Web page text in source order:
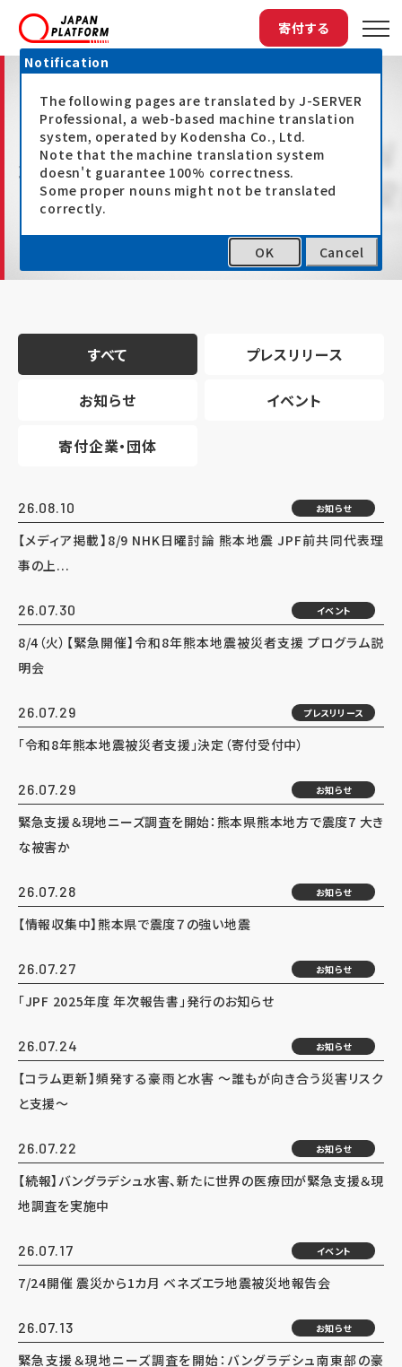
寄付する
最新情報
すべて プレスリリース
お知らせ イベント
寄付企業・団体
26.08.10 お知らせ
【メディア掲載】8/9 NHK日曜討論 熊本地震 JPF前共同代表理
事の上...
26.07.30 イベント
8/4（火）【緊急開催】令和8年熊本地震被災者支援 プログラム説
明会
26.07.29 プレスリリース
「令和8年熊本地震被災者支援」決定（寄付受付中）
26.07.29 お知らせ
緊急支援＆現地ニーズ調査を開始：熊本県熊本地方で震度7 大き
な被害か
26.07.28 お知らせ
【情報収集中】熊本県で震度７の強い地震
26.07.27 お知らせ
「JPF 2025年度 年次報告書」発行のお知らせ
26.07.24 お知らせ
【コラム更新】頻発する豪雨と水害 ～誰もが向き合う災害リスク
と支援～
26.07.22 お知らせ
【続報】バングラデシュ水害、新たに世界の医療団が緊急支援＆現
地調査を実施中
26.07.17 イベント
7/24開催 震災から1カ月 ベネズエラ地震被災地報告会
26.07.13 お知らせ
緊急支援＆現地ニーズ調査を開始：バングラデシュ南東部の豪
Notification
The following pages are translated by J-SERVER
Professional, a web-based machine translation
system, operated by Kodensha Co., Ltd.
Note that the machine translation system
doesn't guarantee 100% correctness.
Some proper nouns might not be translated
correctly.
OK Cancel